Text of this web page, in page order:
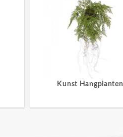
Kunst Hangplanten